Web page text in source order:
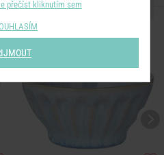
ZE SÉRIE
přečíst kliknutím sem